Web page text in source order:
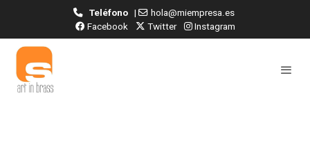
Teléfono|
hola@miempresa.es
Facebook
Twitter Instagram